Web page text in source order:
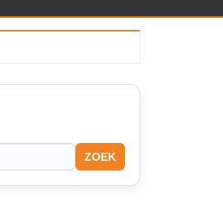
ZOEK